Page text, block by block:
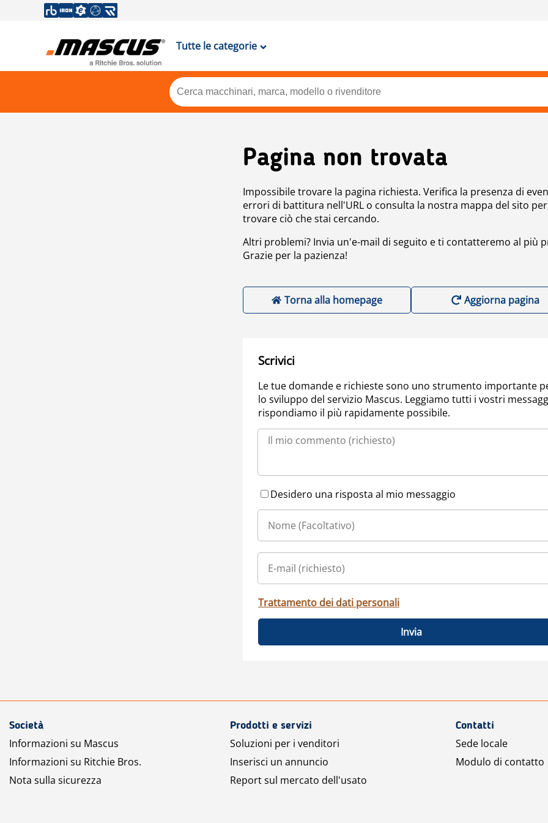
Tutte le categorie
Pagina non trovata
Impossibile trovare la pagina richiesta. Verifica la presenza di
errori di battitura nell'URL o consulta la nostra mappa del sito per
trovare ciò che stai cercando.
Altri problemi? Invia un'e-mail di seguito e ti contatteremo al più
Grazie per la pazienza!
Torna alla homepage Aggiorna pagina
Scrivici
Le tue domande e richieste sono uno strumento importante
lo sviluppo del servizio Mascus. Leggiamo tutti i vostri
rispondiamo il più rapidamente possibile.
Desidero una risposta al mio messaggio
Trattamento dei dati personali
Invia
Società
Informazioni su Mascus
Informazioni su Ritchie Bros.
Nota sulla sicurezza
Prodotti e servizi
Soluzioni per i venditori
Inserisci un annuncio
Report sul mercato dell'usato
Contatti
Sede locale
Modulo di contatto